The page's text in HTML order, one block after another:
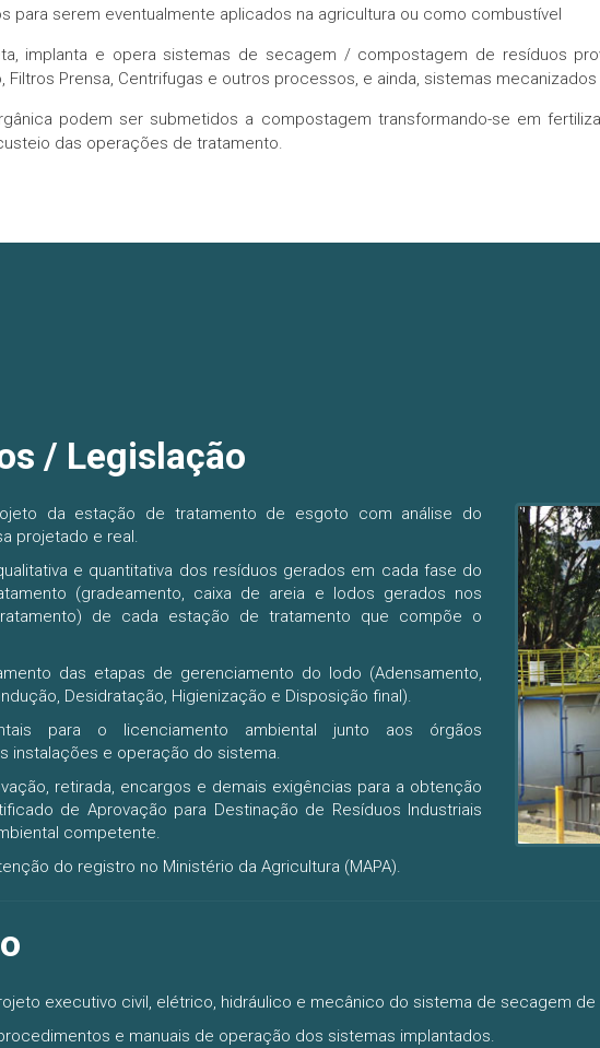
para serem eventualmente aplicados na agricultura ou como combustível
implanta e opera sistemas de secagem / compostagem de resíduos
Prensa, Centrifugas e outros processos, e ainda, sistemas
podem ser submetidos a compostagem transformando-se em
das operações de tratamento.
/ Legislação
da estação de tratamento de esgoto com análise do
projetado e real.
e quantitativa dos resíduos gerados em cada fase do
(gradeamento, caixa de areia e lodos gerados nos
de cada estação de tratamento que compõe o
das etapas de gerenciamento do lodo (Adensamento,
Desidratação, Higienização e Disposição final).
para o licenciamento ambiental junto aos órgãos
instalações e operação do sistema.
retirada, encargos e demais exigências para a obtenção
de Aprovação para Destinação de Resíduos Industriais
competente.
do registro no Ministério da Agricultura (MAPA).
executivo civil, elétrico, hidráulico e mecânico do sistema de secagem de
e manuais de operação dos sistemas implantados.